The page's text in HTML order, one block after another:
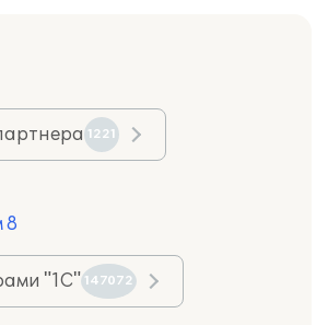
1221
8
"1С" 147072